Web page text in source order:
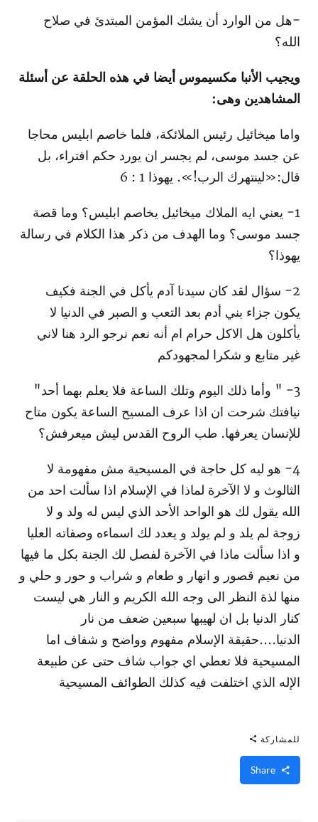
-هل من الوارد أن يشك المؤمن المبتدئ في صلاح
الله؟
ويجيب الأنبا مكسيموس أيضا في هذه الحلقة عن أسئلة
المشاهدين وهى:
واما ميخائيل رئيس الملائكة، فلما خاصم ابليس محاجا
عن جسد موسى، لم يجسر ان يورد حكم افتراء، بل
قال:«لينتهرك الرب!». يهوذا 1 : 6
1- يعني ايه الملاك ميخائيل يخاصم ابليس؟ وما قصة
جسد موسى؟ وما الهدف من ذكر هذا الكلام في رسالة
يهوذا؟
2- سؤال لقد كان سيدنا آدم يأكل في الجنة فكيف
يكون جزاء بني أدم بعد التعب و الصبر في الدنيا لا
يأكلون هل الاكل حرام ام أنه نعم نرجو الرد هنا لاني
غير متابع و شكرا لمجهودكم
3- " وأما ذلك اليوم وتلك الساعة فلا يعلم بهما أحد"
نيافتك شرحت ان اذا عرف المسيح الساعة يكون متاح
للإنسان يعرفها. طب الروح القدس ليش ميعرفش؟
4- هو ليه كل حاجة في المسيحية مش مفهومة لا
الثالوث و لا الآخرة لماذا في الإسلام اذا سألت احد من
الله يقول لك هو الواحد الأحد الذي ليس له ولد و لا
زوجة لم يلد و لم يولد و يعدد لك اسماءه وصفاته العليا
و اذا سألت ماذا في الآخرة لفصل لك الجنة بكل ما فيها
من نعيم قصور و انهار و طعام و شراب و حور و حلي و
منها لذة النظر الى وجه الله الكريم و النار هي ليست
كنار الدنيا بل ان لهيبها سبعين ضعف من نار
الدنيا....حقيقة الإسلام مفهوم وواضح و شفاف اما
المسيحية فلا تعطي اي جواب شاف حتى عن طبيعة
الإله الذي اختلفت فيه كذلك الطوائف المسيحية
للمشاركة